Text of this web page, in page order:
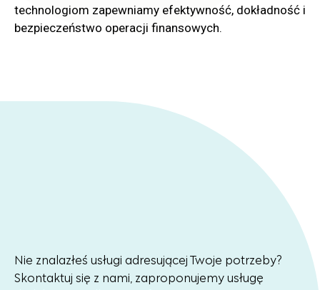
technologiom zapewniamy efektywność, dokładność i
bezpieczeństwo operacji finansowych.
Nie znalazłeś usługi adresującej Twoje potrzeby?
Skontaktuj się z nami, zaproponujemy usługę